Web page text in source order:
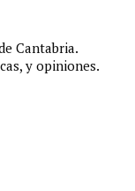
Cantabria.
y opiniones.